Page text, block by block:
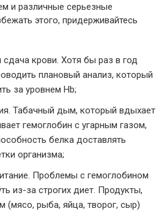
и различные серьезные
этого, придерживайтесь
сдача крови. Хотя бы раз в год
плановый анализ, который
за уровнем Hb;
Табачный дым, который вдыхает
гемоглобин с угарным газом,
белка доставлять
организма;
Проблемы с гемоглобином
из-за строгих диет. Продукты,
(мясо, рыба, яйца, творог, сыр)